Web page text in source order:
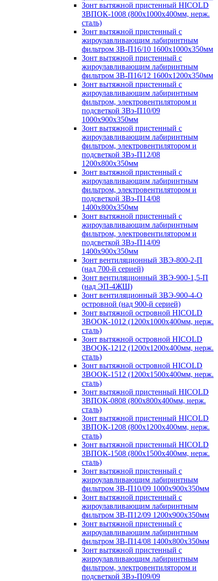
Зонт вытяжной пристенный HICOLD
ЗВПОК-1008 (800х1000х400мм, нерж.
сталь)
Зонт вытяжной пристенный с
жироулавливающим лабиринтным
фильтром ЗВ-П16/10 1600х1000х350мм
Зонт вытяжной пристенный с
жироулавливающим лабиринтным
фильтром ЗВ-П16/12 1600х1200х350мм
Зонт вытяжной пристенный с
жироулавливающим лабиринтным
фильтром, электровентилятором и
подсветкой ЗВэ-П10/09
1000х900х350мм
Зонт вытяжной пристенный с
жироулавливающим лабиринтным
фильтром, электровентилятором и
подсветкой ЗВэ-П12/08
1200х800х350мм
Зонт вытяжной пристенный с
жироулавливающим лабиринтным
фильтром, электровентилятором и
подсветкой ЗВэ-П14/08
1400х800х350мм
Зонт вытяжной пристенный с
жироулавливающим лабиринтным
фильтром, электровентилятором и
подсветкой ЗВэ-П14/09
1400х900х350мм
Зонт вентиляционный ЗВЭ-800-2-П
(над 700-й серией)
Зонт вентиляционный ЗВЭ-900-1,5-П
(над ЭП-4ЖШ)
Зонт вентиляционный ЗВЭ-900-4-О
островной (над 900-й серией)
Зонт вытяжной островной HICOLD
ЗВООК-1012 (1200х1000х400мм, нерж.
сталь)
Зонт вытяжной островной HICOLD
ЗВООК-1212 (1200x1200x400мм, нерж.
сталь)
Зонт вытяжной островной HICOLD
ЗВООК-1512 (1200х1500х400мм, нерж.
сталь)
Зонт вытяжной пристенный HICOLD
ЗВПОК-0808 (800х800х400мм, нерж.
сталь)
Зонт вытяжной пристенный HICOLD
ЗВПОК-1208 (800х1200х400мм, нерж.
сталь)
Зонт вытяжной пристенный HICOLD
ЗВПОК-1508 (800х1500х400мм, нерж.
сталь)
Зонт вытяжной пристенный с
жироулавливающим лабиринтным
фильтром ЗВ-П10/09 1000х900х350мм
Зонт вытяжной пристенный с
жироулавливающим лабиринтным
фильтром ЗВ-П12/09 1200х900х350мм
Зонт вытяжной пристенный с
жироулавливающим лабиринтным
фильтром ЗВ-П14/08 1400х800х350мм
Зонт вытяжной пристенный с
жироулавливающим лабиринтным
фильтром, электровентилятором и
подсветкой ЗВэ-П09/09